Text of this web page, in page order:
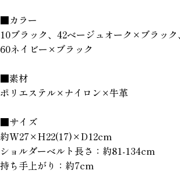
■カラー
10ブラック、42ベージュオーク×ブラック
60ネイビー×ブラック
■素材
ポリエステル×ナイロン×牛革
■サイズ
約W27×H22(17)×D12cm
ショルダーベルト長さ：約81-134cm
持ち手上がり：約7cm